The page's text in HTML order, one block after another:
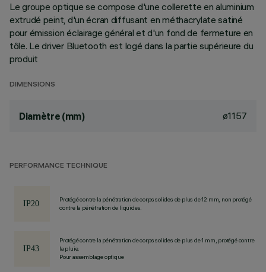
Le groupe optique se compose d'une collerette en aluminium
extrudé peint, d'un écran diffusant en méthacrylate satiné
pour émission éclairage général et d'un fond de fermeture en
tôle. Le driver Bluetooth est logé dans la partie supérieure du
produit
DIMENSIONS
Diamètre (mm) ø1157
PERFORMANCE TECHNIQUE
Protégé contre la pénétration de corps solides de plus de 12 mm, non protégé
contre la pénétration de liquides.
Protégé contre la pénétration de corps solides de plus de 1 mm, protégé contre
la pluie.
Pour assemblage optique